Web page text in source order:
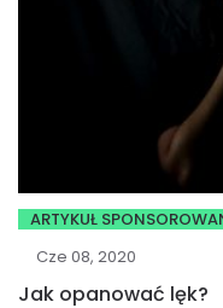
ARTYKUŁ
Cze 08, 2020
Jak opanować lęk?